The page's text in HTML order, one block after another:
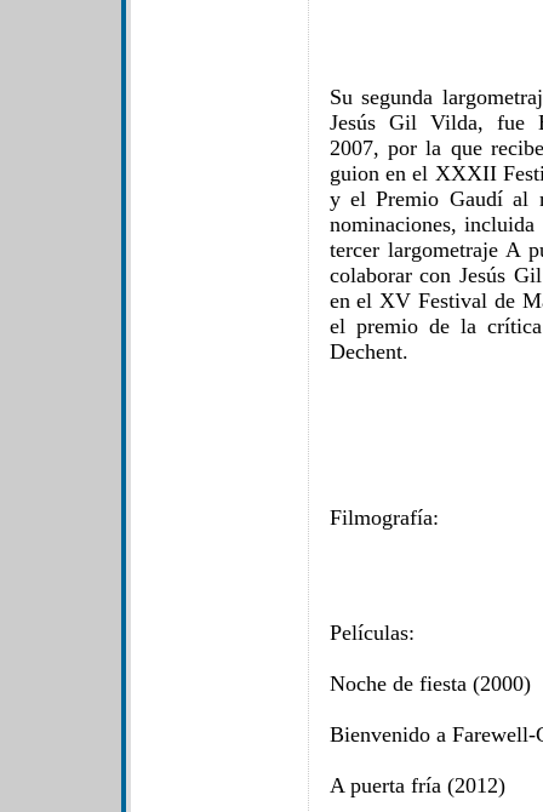
Su segunda
Jesús Gil Vilda, fue
2007, por la que
guion en el XXXII
y el Premio Gaudí al
nominaciones,
tercer largometraje A
colaborar con Jesús
en el XV Festival de
el premio de la
Dechent.
Filmografía:
Películas:
Noche de fiesta (2000)
Bienvenido a Farewell-
A puerta fría (2012)